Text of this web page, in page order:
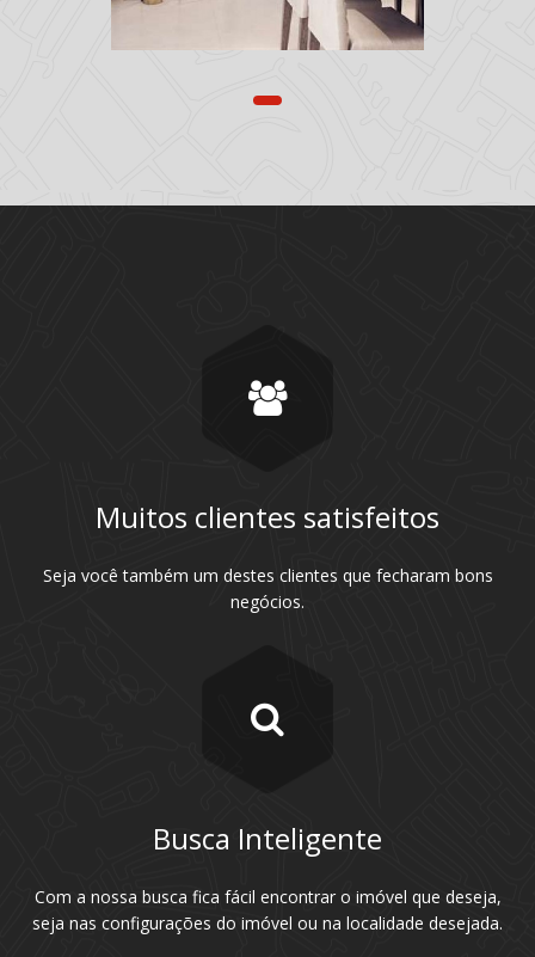
Muitos clientes satisfeitos
Seja você também um destes clientes que fecharam bons
negócios.
Busca Inteligente
Com a nossa busca fica fácil encontrar o imóvel que deseja,
seja nas configurações do imóvel ou na localidade desejada.